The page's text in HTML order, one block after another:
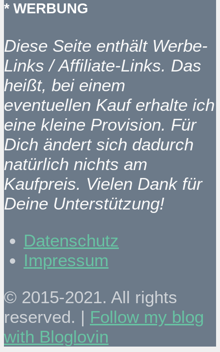
* WERBUNG
Diese Seite enthält Werbe-
Links / Affiliate-Links. Das
heißt, bei einem
eventuellen Kauf erhalte ich
eine kleine Provision. Für
Dich ändert sich dadurch
natürlich nichts am
Kaufpreis. Vielen Dank für
Deine Unterstützung!
Datenschutz
Impressum
© 2015-2021. All rights
reserved. | Follow my blog
with Bloglovin